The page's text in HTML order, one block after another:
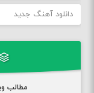
دانلود آهنگ جدید
مطالب